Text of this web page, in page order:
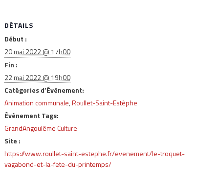
DÉTAILS
Début :
20 mai 2022 @ 17h00
Fin :
22 mai 2022 @ 19h00
Catégories d’Évènement:
Animation communale,Roullet-Saint-Estèphe
Évènement Tags:
GrandAngoulême Culture
Site :
https://www.roullet-saint-estephe.fr/evenement/le-troquet-
vagabond-et-la-fete-du-printemps/